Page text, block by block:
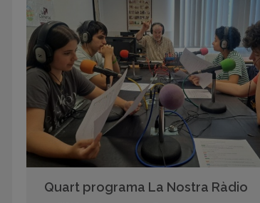
Quart programa La Nostra Ràdio